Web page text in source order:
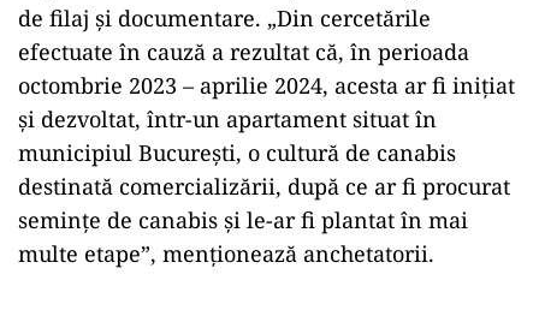
de filaj și documentare. „Din cercetările
efectuate în cauză a rezultat că, în perioada
octombrie 2023 – aprilie 2024, acesta ar fi iniţiat
şi dezvoltat, într-un apartament situat în
municipiul Bucureşti, o cultură de canabis
destinată comercializării, după ce ar fi procurat
seminţe de canabis şi le-ar fi plantat în mai
multe etape”, menţionează anchetatorii.